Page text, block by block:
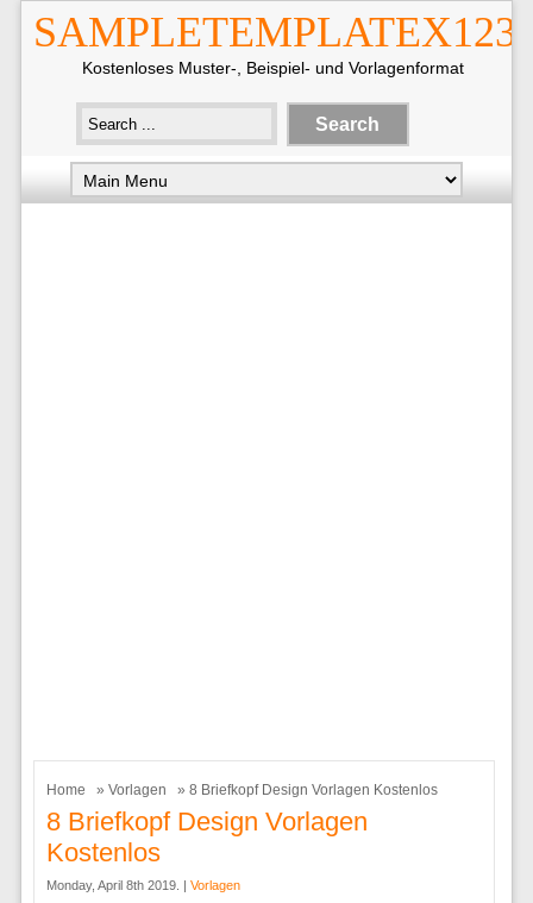
Kostenloses Muster-, Beispiel- und Vorlagenformat
Home » Vorlagen » 8 Briefkopf Design Vorlagen Kostenlos
8 Briefkopf Design Vorlagen
Kostenlos
Monday, April 8th 2019. | Vorlagen